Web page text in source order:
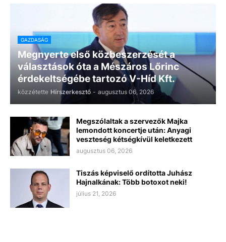
GAZDASÁG
Megnyerte első közbeszerzését a
választások óta a Mészáros Lőrinc
érdekeltségébe tartozó V-Híd Kft.
közzétette Hírszerkesztő - augusztus 06, 2026
Megszólaltak a szervezők Majka
lemondott koncertje után: Anyagi
veszteség kétségkívül keletkezett
augusztus 06, 2026
Tiszás képviselő ordította Juhász
Hajnalkának: Több botoxot neki!
július 21, 2026